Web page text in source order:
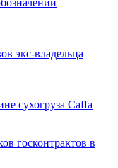
экс-владельца
сухогруза Caffa
госконтрактов в